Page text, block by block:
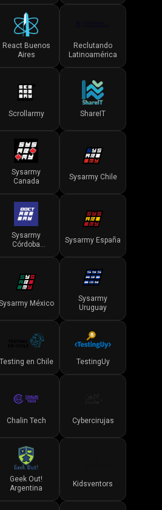
React Buenos
Aires
Reclutando
Latinoamérica
Scrollarmy ShareIT
Sysarmy
Canada
Sysarmy Chile
Sysarmy
Córdoba
Sysarmy España
México
Sysarmy
Uruguay
Testing en Chile TestingUy
Chalin Tech Cybercirujas
Geek Out!
Argentina
Kidsventors